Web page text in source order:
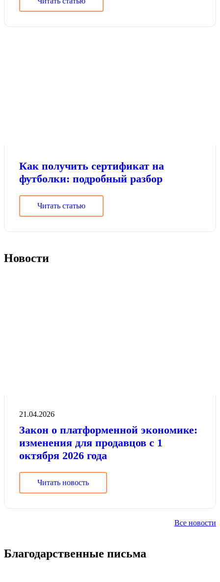
Как получить сертификат на
футболки: подробный разбор
Читать статью
Новости
21.04.2026
Закон о платформенной экономике:
изменения для продавцов с 1
октября 2026 года
Читать новость
Все новости
Благодарственные письма